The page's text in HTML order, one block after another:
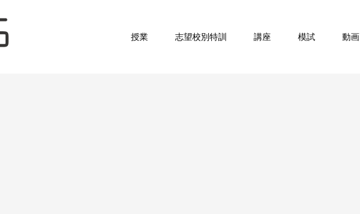
授業 志望校別特訓 講座 模試 動画